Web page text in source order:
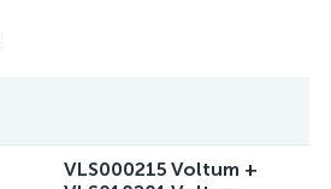
VLS000215 Voltum +